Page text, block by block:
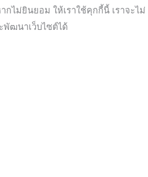
กไม่ยินยอม ให้เราใช้คุกกี้นี้ เราจะไม่
พัฒนาเว็บไซต์ได้